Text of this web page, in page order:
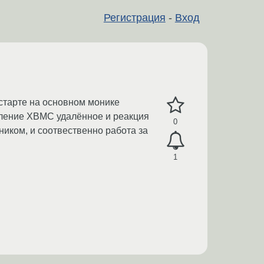
Регистрация - Вход
0
1
на основном монике
XBMC удалённое и реакция
и соотвественно работа за